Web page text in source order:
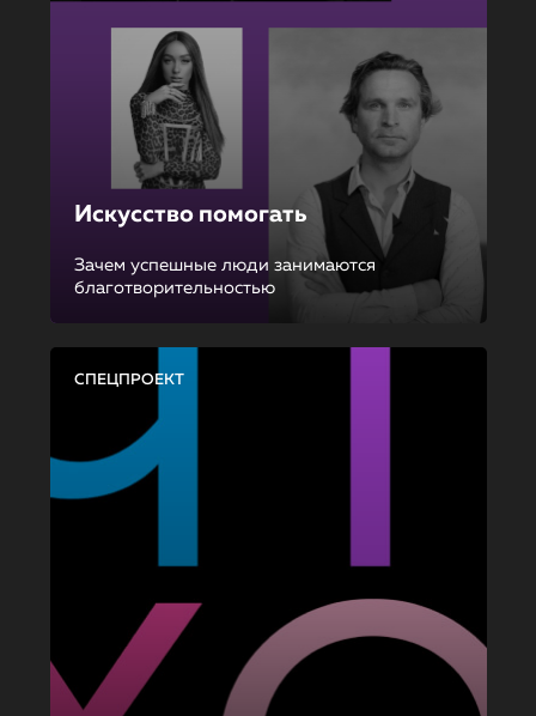
Искусство помогать
Зачем успешные люди занимаются
благотворительностью
СПЕЦПРОЕКТ